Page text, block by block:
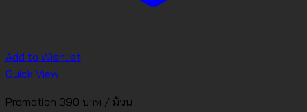
Add to Wishlist
Quick View
Promotion 390 บาท / ม้วน